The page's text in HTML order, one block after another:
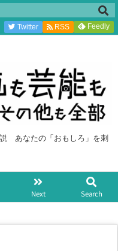
あなたの「おもしろ」を刺
Next Search
Twitter RSS Feedly